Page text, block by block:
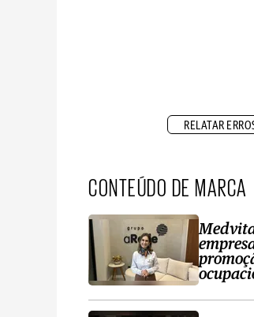
RELATAR
CONTEÚDO DE MARCA